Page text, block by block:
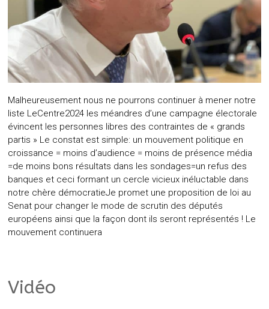
Malheureusement nous ne pourrons continuer à mener notre
liste LeCentre2024 les méandres d’une campagne électorale
évincent les personnes libres des contraintes de « grands
partis » Le constat est simple: un mouvement politique en
croissance = moins d’audience = moins de présence média
=de moins bons résultats dans les sondages=un refus des
banques et ceci formant un cercle vicieux inéluctable dans
notre chère démocratieJe promet une proposition de loi au
Senat pour changer le mode de scrutin des députés
européens ainsi que la façon dont ils seront représentés ! Le
mouvement continuera
Vidéo